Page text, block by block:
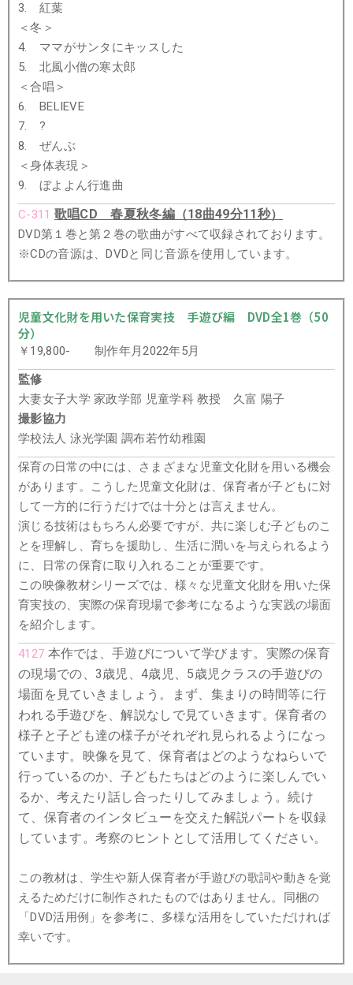
3. 紅葉
＜冬＞
4. ママがサンタにキッスした
5. 北風小僧の寒太郎
＜合唱＞
6. BELIEVE
7. ?
8. ぜんぶ
＜身体表現＞
9. ぼよよん行進曲
C-311 歌唱CD 春夏秋冬編（18曲49分11秒）
DVD第１巻と第２巻の歌曲がすべて収録されております。
※CDの音源は、DVDと同じ音源を使用しています。
児童文化財を用いた保育実技 手遊び編 DVD全1巻（50
分）
￥19,800- 制作年月2022年5月
監修
大妻女子大学 家政学部 児童学科 教授 久富 陽子
撮影協力
学校法人 泳光学園 調布若竹幼稚園
保育の日常の中には、さまざまな児童文化財を用いる機会
があります。こうした児童文化財は、保育者が子どもに対
して一方的に行うだけでは十分とは言えません。
演じる技術はもちろん必要ですが、共に楽しむ子どものこ
とを理解し、育ちを援助し、生活に潤いを与えられるよう
に、日常の保育に取り入れることが重要です。
この映像教材シリーズでは、様々な児童文化財を用いた保
育実技の、実際の保育現場で参考になるような実践の場面
を紹介します。
4127 本作では、手遊びについて学びます。実際の保育
の現場での、3歳児、4歳児、5歳児クラスの手遊びの
場面を見ていきましょう。まず、集まりの時間等に行
われる手遊びを、解説なしで見ていきます。保育者の
様子と子ども達の様子がそれぞれ見られるようになっ
ています。映像を見て、保育者はどのようなねらいで
行っているのか、子どもたちはどのように楽しんでい
るか、考えたり話し合ったりしてみましょう。続け
て、保育者のインタビューを交えた解説パートを収録
しています。考察のヒントとして活用してください。
この教材は、学生や新人保育者が手遊びの歌詞や動きを覚
えるためだけに制作されたものではありません。同梱の
「DVD活用例」を参考に、多様な活用をしていただければ
幸いです。